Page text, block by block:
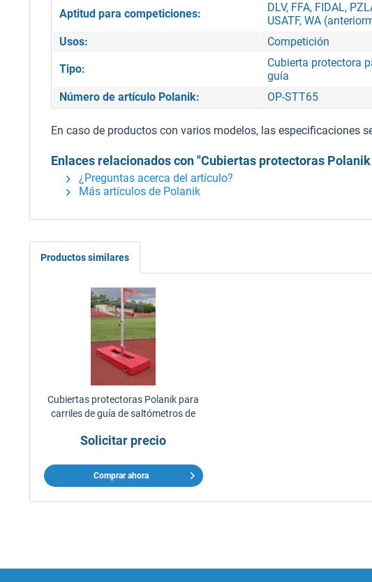
Aptitud para competiciones:
DLV, FFA, FIDAL,
USATF, WA
Usos:
Competición
Tipo:
Cubierta protectora
guía
Número de artículo Polanik:
OP-STT65
En caso de productos con varios modelos, las especificaciones
Enlaces relacionados con "Cubiertas protectoras
¿Preguntas acerca del artículo?
Más artículos de Polanik
Productos similares
Cubiertas protectoras Polanik para
carriles de guía de saltómetros de
Solicitar precio
Comprar ahora